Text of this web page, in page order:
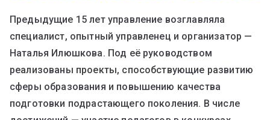
Предыдущие 15 лет управление возглавляла
специалист, опытный управленец и организатор —
Наталья Илюшкова. Под её руководством
реализованы проекты, способствующие развитию
сферы образования и повышению качества
подготовки подрастающего поколения. В числе